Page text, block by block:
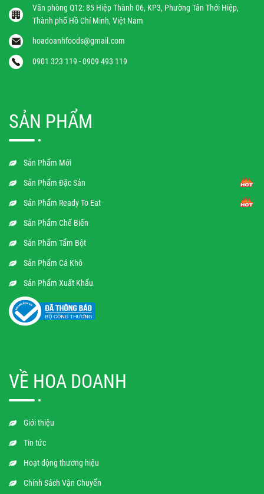
Văn phòng Q12: 85 Hiệp Thành 06, KP3, Phường Tân Thới Hiệp,
Thành phố Hồ Chí Minh, Việt Nam
hoadoanhfoods@gmail.com
0901 323 119 - 0909 493 119
SẢN PHẨM
Sản Phẩm Mới
Sản Phẩm Đặc Sản
Sản Phẩm Ready To Eat
Sản Phẩm Chế Biến
Sản Phẩm Tẩm Bột
Sản Phẩm Cá Khô
Sản Phẩm Xuất Khẩu
VỀ HOA DOANH
Giới thiệu
Tin tức
Hoạt động thương hiệu
Chính Sách Vận Chuyển